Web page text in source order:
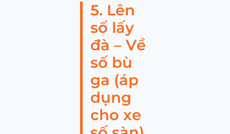
5. Lên
số lấy
đà – Về
số bù
ga (áp
dụng
cho xe